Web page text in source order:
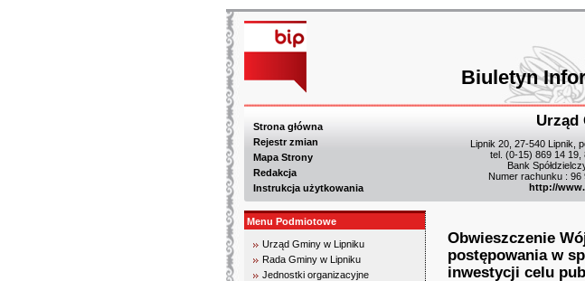
Biuletyn
Strona główna
Rejestr zmian
Mapa Strony
Redakcja
Instrukcja użytkowania
Urząd
Lipnik 20, 27-540 Lipnik,
tel. (0-15) 869 14
Bank
Numer rachunku : 96
http://
Menu Podmiotowe
Urząd Gminy w Lipniku
Rada Gminy w Lipniku
Jednostki organizacyjne
Obwieszczenie
postępowania w
inwestycji celu